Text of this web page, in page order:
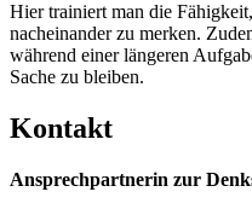
Hier trainiert man die
nacheinander zu merken.
während einer längeren
Sache zu bleiben.
Kontakt
Ansprechpartnerin zur